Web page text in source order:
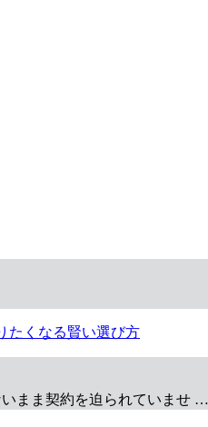
まま契約を迫られていませ …